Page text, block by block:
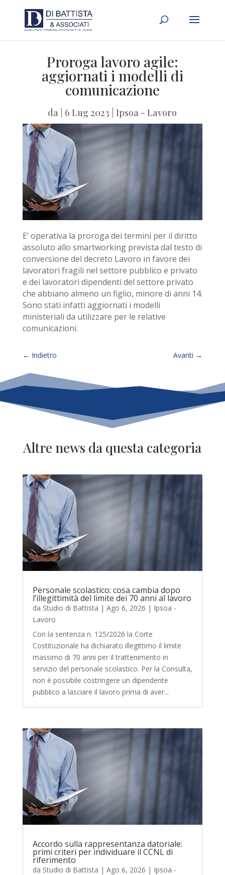
Proroga lavoro agile:
aggiornati i modelli di
comunicazione
da 6 Lug 2023 |Ipsoa - Lavoro
E’ operativa la proroga dei termini per il diritto
assoluto allo smartworking prevista dal testo di
conversione del decreto Lavoro in favore dei
lavoratori fragili nel settore pubblico e privato
e dei lavoratori dipendenti del settore privato
che abbiano almeno un figlio, minore di anni 14.
Sono stati infatti aggiornati i modelli
ministeriali da utilizzare per le relative
comunicazioni.
← Indietro Avanti →
Altre news da questa categoria
Personale scolastico: cosa cambia dopo
l’illegittimità del limite dei 70 anni al lavoro
da Studio di Battista | Ago 6, 2026 | Ipsoa -
Lavoro
Con la sentenza n. 125/2026 la Corte
Costituzionale ha dichiarato illegittimo il limite
massimo di 70 anni per il trattenimento in
servizio del personale scolastico. Per la Consulta,
non è possibile costringere un dipendente
pubblico a lasciare il lavoro prima di aver...
Accordo sulla rappresentanza datoriale:
primi criteri per individuare il CCNL di
riferimento
da Studio di Battista | Ago 6, 2026 | Ipsoa -